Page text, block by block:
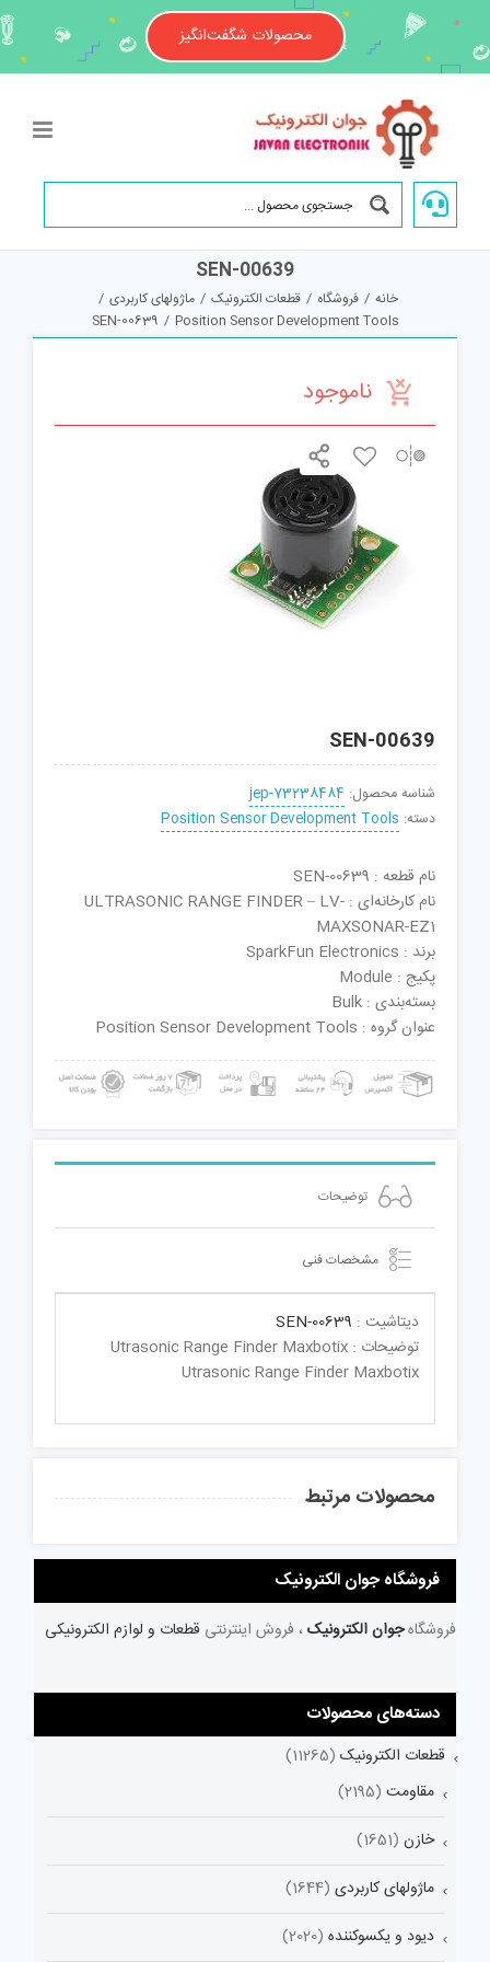
content
محصولات شگفت‌انگیز
SEN-00639
خانه / فروشگاه / قطعات الکترونیک / ماژولهای کاربردی /
Position Sensor Development Tools
/
SEN-00639
ناموجود
SEN-00639
شناسه محصول: jep-73238484
دسته: Position Sensor Development Tools
نام قطعه : SEN-00639
نام کارخانه‌ای : ULTRASONIC RANGE FINDER – LV-
MAXSONAR-EZ1
برند : SparkFun Electronics
پکیج : Module
بسته‌بندی : Bulk
عنوان گروه : Position Sensor Development Tools
توضیحات
مشخصات فنی
دیتاشیت : SEN-00639
توضیحات : Utrasonic Range Finder Maxbotix
Utrasonic Range Finder Maxbotix
محصولات مرتبط
فروشگاه جوان الکترونیک
فروشگاهجوان الکترونیک ، فروش اینترنتی قطعات و لوازم الکترونیکی
دسته‌های محصولات
قطعات الکترونیک (11265)
مقاومت (2195)
خازن (1651)
ماژولهای کاربردی (1644)
دیود و یکسوکننده (2020)